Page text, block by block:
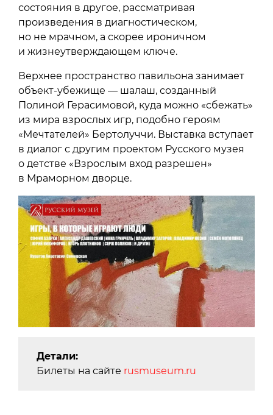
состояния в другое, рассматривая
произведения в диагностическом,
но не мрачном, а скорее ироничном
и жизнеутверждающем ключе.
Верхнее пространство павильона занимает
объект-убежище — шалаш, созданный
Полиной Герасимовой, куда можно «сбежать»
из мира взрослых игр, подобно героям
«Мечтателей» Бертолуччи. Выставка вступает
в диалог с другим проектом Русского музея
о детстве «Взрослым вход разрешен»
в Мраморном дворце.
Детали:
Билеты на сайте rusmuseum.ru